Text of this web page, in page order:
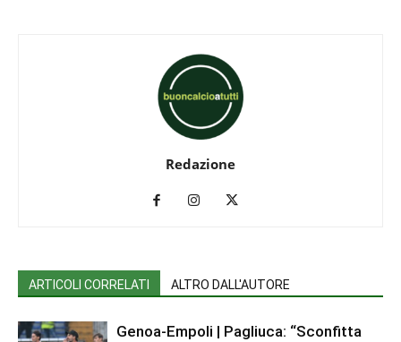
Redazione
ARTICOLI CORRELATI ALTRO DALL'AUTORE
Genoa-Empoli | Pagliuca: “Sconfitta